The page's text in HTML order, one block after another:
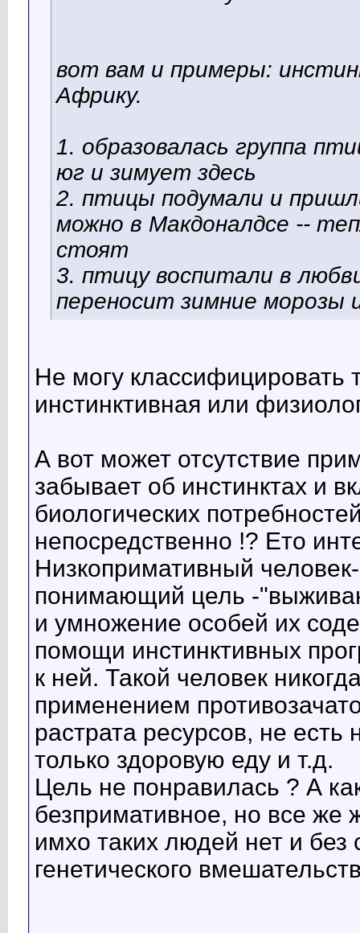
вот вам и примеры:
Африку.
1. образовалась группа
юг и зимует здесь
2. птицы подумали и
можно в Макдоналдсе --
стоят
3. птицу воспитали в
переносит зимние морозы
Не могу классифицировать
инстинктивная или
А вот может отсутствие
забывает об инстинктах и
биологических
непосредственно !? Ето
Низкопримативный
понимающий цель -
и умножение особей их
помощи инстинктивных
к ней. Такой человек
применением
растрата ресурсов, не
только здоровую еду и т.д.
Цель не понравилась ? А
безпримативное, но все
имхо таких людей нет и без
генетического